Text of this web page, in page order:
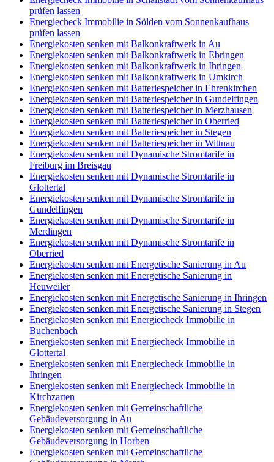
prüfen lassen
Energiecheck Immobilie in Sölden vom Sonnenkaufhaus
prüfen lassen
Energiekosten senken mit Balkonkraftwerk in Au
Energiekosten senken mit Balkonkraftwerk in Ebringen
Energiekosten senken mit Balkonkraftwerk in Ihringen
Energiekosten senken mit Balkonkraftwerk in Umkirch
Energiekosten senken mit Batteriespeicher in Ehrenkirchen
Energiekosten senken mit Batteriespeicher in Gundelfingen
Energiekosten senken mit Batteriespeicher in Merzhausen
Energiekosten senken mit Batteriespeicher in Oberried
Energiekosten senken mit Batteriespeicher in Stegen
Energiekosten senken mit Batteriespeicher in Wittnau
Energiekosten senken mit Dynamische Stromtarife in
Freiburg im Breisgau
Energiekosten senken mit Dynamische Stromtarife in
Glottertal
Energiekosten senken mit Dynamische Stromtarife in
Gundelfingen
Energiekosten senken mit Dynamische Stromtarife in
Merdingen
Energiekosten senken mit Dynamische Stromtarife in
Oberried
Energiekosten senken mit Energetische Sanierung in Au
Energiekosten senken mit Energetische Sanierung in
Heuweiler
Energiekosten senken mit Energetische Sanierung in Ihringen
Energiekosten senken mit Energetische Sanierung in Stegen
Energiekosten senken mit Energiecheck Immobilie in
Buchenbach
Energiekosten senken mit Energiecheck Immobilie in
Glottertal
Energiekosten senken mit Energiecheck Immobilie in
Ihringen
Energiekosten senken mit Energiecheck Immobilie in
Kirchzarten
Energiekosten senken mit Gemeinschaftliche
Gebäudeversorgung in Au
Energiekosten senken mit Gemeinschaftliche
Gebäudeversorgung in Horben
Energiekosten senken mit Gemeinschaftliche